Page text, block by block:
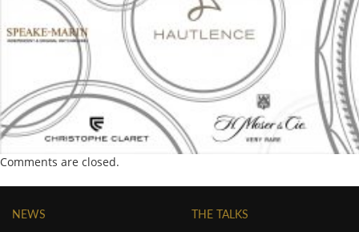
Comments are closed.
NEWS
THE TALKS